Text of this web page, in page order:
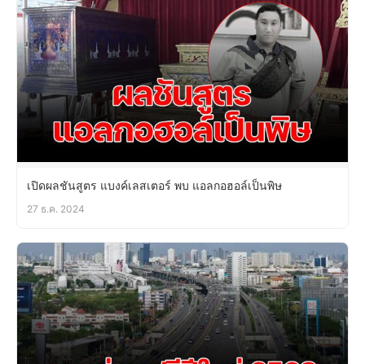
เปิดผลชันสูตร แบงค์เลสเตอร์ พบ แอลกอฮอล์เป็นพิษ
27 ธ.ค. 2024